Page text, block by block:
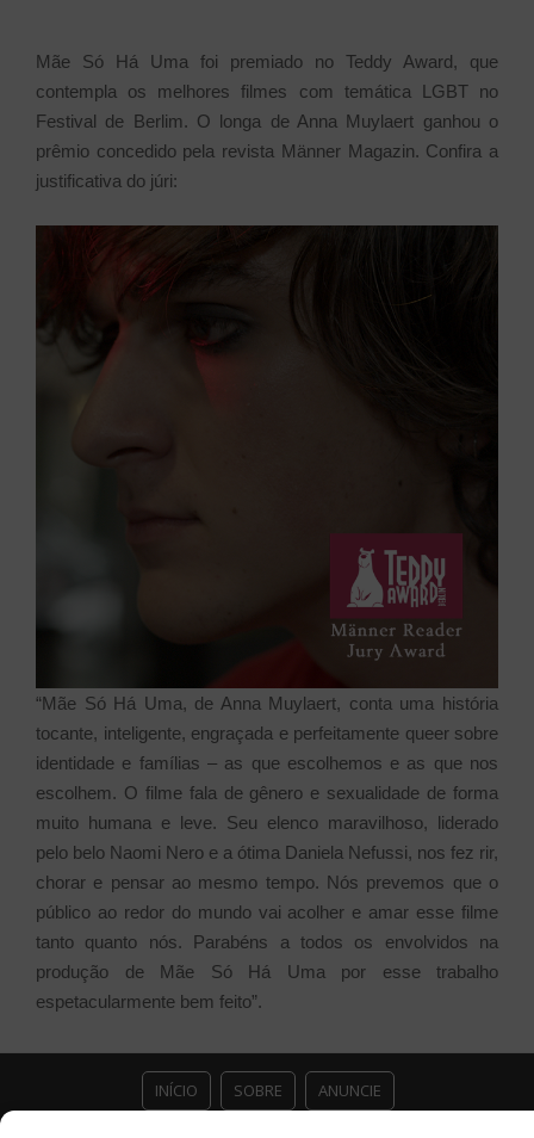
Mãe Só Há Uma foi premiado no Teddy Award, que
contempla os melhores filmes com temática LGBT no
Festival de Berlim. O longa de Anna Muylaert ganhou o
prêmio concedido pela revista Männer Magazin. Confira a
justificativa do júri:
“Mãe Só Há Uma, de Anna Muylaert, conta uma história
tocante, inteligente, engraçada e perfeitamente queer sobre
identidade e famílias – as que escolhemos e as que nos
escolhem. O filme fala de gênero e sexualidade de forma
muito humana e leve. Seu elenco maravilhoso, liderado
pelo belo Naomi Nero e a ótima Daniela Nefussi, nos fez rir,
chorar e pensar ao mesmo tempo. Nós prevemos que o
público ao redor do mundo vai acolher e amar esse filme
tanto quanto nós. Parabéns a todos os envolvidos na
produção de Mãe Só Há Uma por esse trabalho
espetacularmente bem feito”.
INÍCIO SOBRE ANUNCIE